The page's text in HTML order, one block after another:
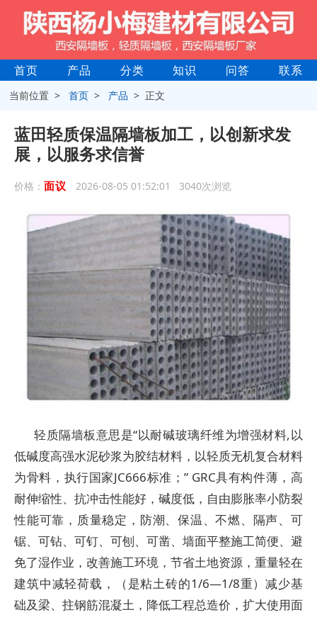
首页 产品 分类 知识 问答 联系
当前位置 >首页 > 产品 > 正文
蓝田轻质保温隔墙板加工，以创新求发
展，以服务求信誉
价格： 面议 2026-08-05 01:52:01 3040次浏览
轻质隔墙板意思是“以耐碱玻璃纤维为增强材料,以
低碱度高强水泥砂浆为胶结材料，以轻质无机复合材料
为骨料，执行国家JC666标准；” GRC具有构件薄，高
耐伸缩性、抗冲击性能好，碱度低，自由膨胀率小防裂
性能可靠，质量稳定，防潮、保温、不燃、隔声、可
锯、可钻、可钉、可刨、可凿、墙面平整施工简便、避
免了湿作业，改善施工环境，节省土地资源，重量轻在
建筑中减轻荷载，（是粘土砖的1/6—1/8重）减少基
础及梁、拄钢筋混凝土，降低工程总造价，扩大使用面